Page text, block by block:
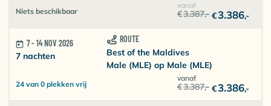
vanaf
€3.386,-
€3.387,-
Niets beschikbaar
7 - 14 NOV 2026
7 nachten
ROUTE
Best of the Maldives
Male (MLE) op Male (MLE)
vanaf
€3.386,-
€3.387,-
24 van 0 plekken vrij